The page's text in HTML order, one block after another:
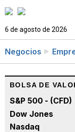
6 de agosto de 2026
Negocios
BOLSA DE
S&P 500 - (CFD)
Dow Jones
Nasdaq